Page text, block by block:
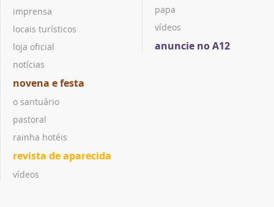
imprensa
locais turísticos
loja oficial
notícias
novena e festa
o santuário
pastoral
rainha hotéis
revista de aparecida
vídeos
papa
vídeos
anuncie no A12